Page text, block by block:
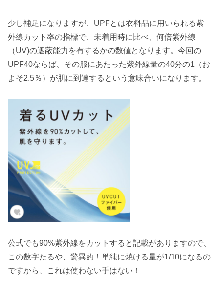
少し補足になりますが、UPFとは衣料品に用いられる紫
外線カット率の指標で、未着用時に比べ、何倍紫外線
（UV)の遮蔽能力を有するかの数値となります。今回の
UPF40ならば、その服にあたった紫外線量の40分の1（お
よそ2.5％）が肌に到達するという意味合いになります。
公式でも90%紫外線をカットすると記載がありますので、
この数字たるや、驚異的！単純に焼ける量が1/10になるの
ですから、これは使わない手はない！